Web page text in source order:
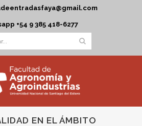
+54 9 385 418-6277
EN EL ÁMBITO